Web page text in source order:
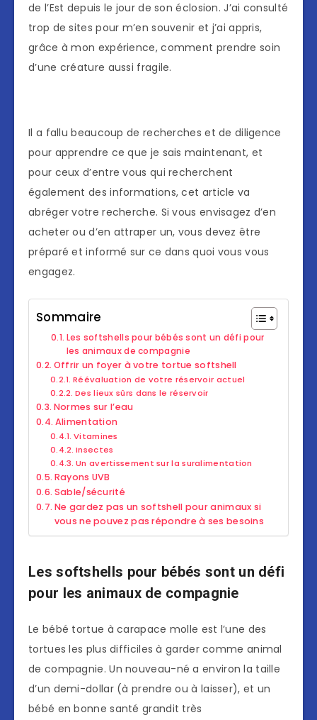
de l’Est depuis le jour de son éclosion. J’ai consulté
trop de sites pour m’en souvenir et j’ai appris,
grâce à mon expérience, comment prendre soin
d’une créature aussi fragile.
Il a fallu beaucoup de recherches et de diligence
pour apprendre ce que je sais maintenant, et
pour ceux d’entre vous qui recherchent
également des informations, cet article va
abréger votre recherche. Si vous envisagez d’en
acheter ou d’en attraper un, vous devez être
préparé et informé sur ce dans quoi vous vous
engagez.
Sommaire
Les softshells pour bébés sont un défi pour
les animaux de compagnie
Offrir un foyer à votre tortue softshell
Réévaluation de votre réservoir actuel
Des lieux sûrs dans le réservoir
Normes sur l’eau
Alimentation
Vitamines
Insectes
Un avertissement sur la suralimentation
Rayons UVB
Sable/sécurité
Ne gardez pas un softshell pour animaux si
vous ne pouvez pas répondre à ses besoins
Les softshells pour bébés sont un défi
pour les animaux de compagnie
Le bébé tortue à carapace molle est l’une des
tortues les plus difficiles à garder comme animal
de compagnie. Un nouveau-né a environ la taille
d’un demi-dollar (à prendre ou à laisser), et un
bébé en bonne santé grandit très